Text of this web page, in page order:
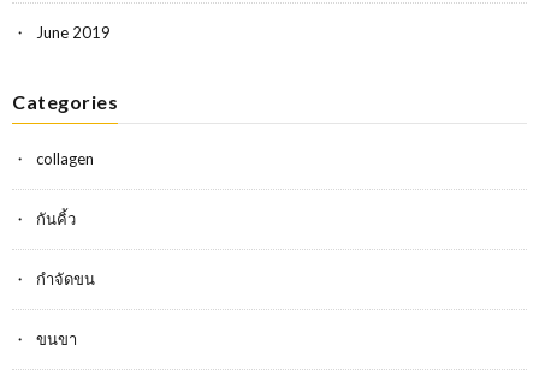
June 2019
Categories
collagen
กันคิ้ว
กำจัดขน
ขนขา